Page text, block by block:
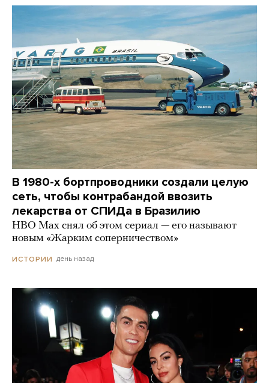
В 1980-х бортпроводники создали целую
сеть, чтобы контрабандой ввозить
лекарства от СПИДа в Бразилию
HBO Max снял об этом сериал — его называют
новым «Жарким соперничеством»
ИСТОРИИ день назад